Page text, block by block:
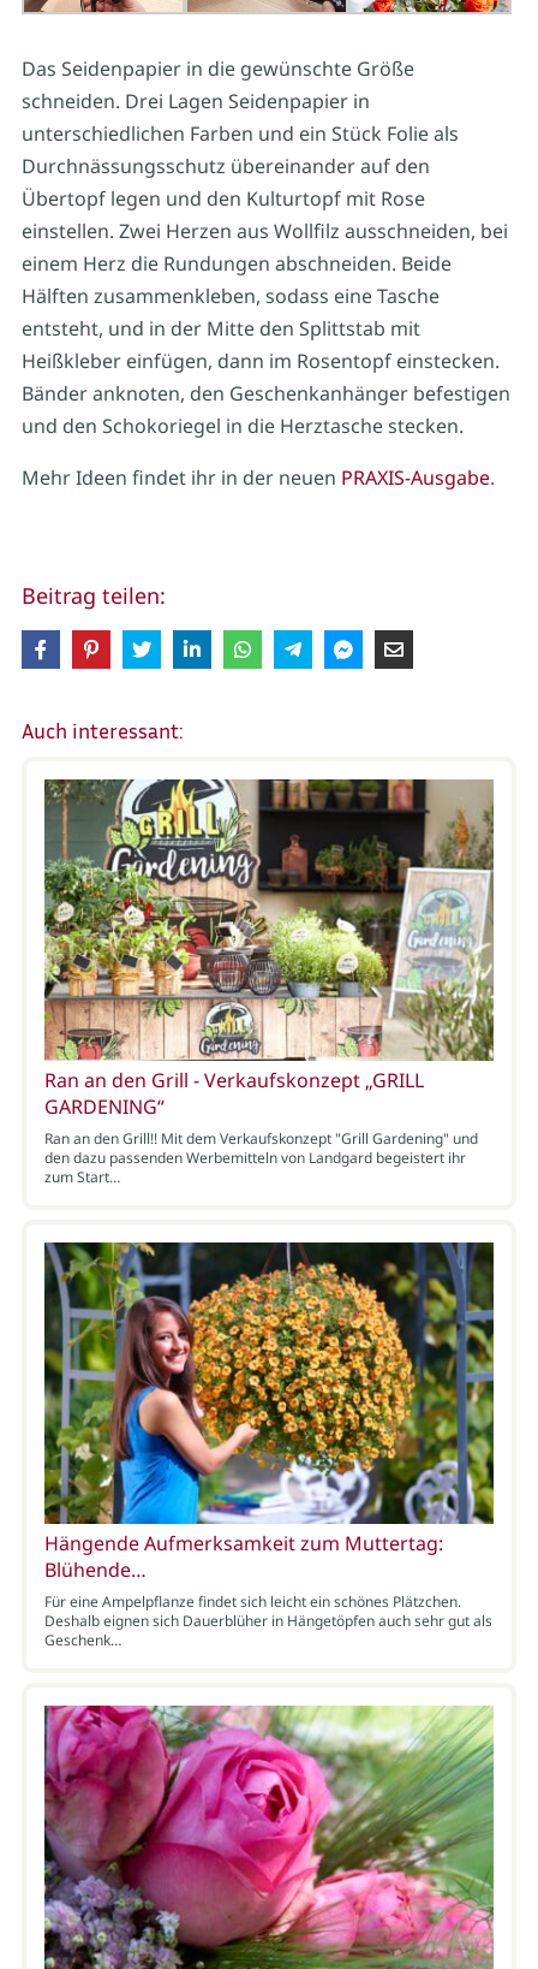
Das Seidenpapier in die gewünschte Größe
schneiden. Drei Lagen Seidenpapier in
unterschiedlichen Farben und ein Stück Folie als
Durchnässungsschutz übereinander auf den
Übertopf legen und den Kulturtopf mit Rose
einstellen. Zwei Herzen aus Wollfilz ausschneiden, bei
einem Herz die Rundungen abschneiden. Beide
Hälften zusammenkleben, sodass eine Tasche
entsteht, und in der Mitte den Splittstab mit
Heißkleber einfügen, dann im Rosentopf einstecken.
Bänder anknoten, den Geschenkanhänger befestigen
und den Schokoriegel in die Herztasche stecken.
Mehr Ideen findet ihr in der neuen PRAXIS-Ausgabe.
Beitrag teilen:
Auch interessant:
Ran an den Grill - Verkaufskonzept „GRILL
GARDENING“
Ran an den Grill!! Mit dem Verkaufskonzept "Grill Gardening" und
den dazu passenden Werbemitteln von Landgard begeistert ihr
zum Start…
Hängende Aufmerksamkeit zum Muttertag:
Blühende…
Für eine Ampelpflanze findet sich leicht ein schönes Plätzchen.
Deshalb eignen sich Dauerblüher in Hängetöpfen auch sehr gut als
Geschenk…